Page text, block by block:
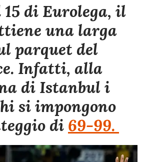
di Eurolega, il
una larga
parquet del
Infatti, alla
di Istanbul i
si impongono
di 69-99.